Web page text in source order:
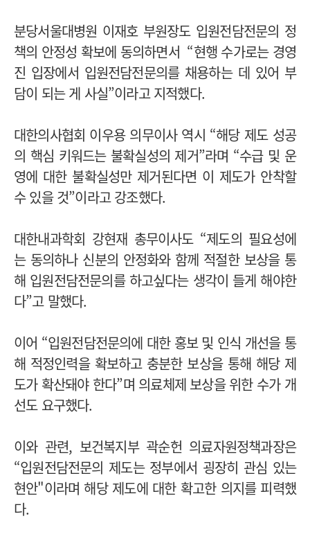
분당서울대병원 이재호 부원장도 입원전담전문의 정
책의 안정성 확보에 동의하면서 “현행 수가로는 경영
진 입장에서 입원전담전문의를 채용하는 데 있어 부
담이 되는 게 사실”이라고 지적했다.
대한의사협회 이우용 의무이사 역시 “해당 제도 성공
의 핵심 키워드는 불확실성의 제거”라며 “수급 및 운
영에 대한 불확실성만 제거된다면 이 제도가 안착할
수 있을 것”이라고 강조했다.
대한내과학회 강현재 총무이사도 “제도의 필요성에
는 동의하나 신분의 안정화와 함께 적절한 보상을 통
해 입원전담전문의를 하고싶다는 생각이 들게 해야한
다”고 말했다.
이어 “입원전담전문의에 대한 홍보 및 인식 개선을 통
해 적정인력을 확보하고 충분한 보상을 통해 해당 제
도가 확산돼야 한다”며 의료체제 보상을 위한 수가 개
선도 요구했다.
이와 관련, 보건복지부 곽순헌 의료자원정책과장은
“입원전담전문의 제도는 정부에서 굉장히 관심 있는
현안"이라며 해당 제도에 대한 확고한 의지를 피력했
다.